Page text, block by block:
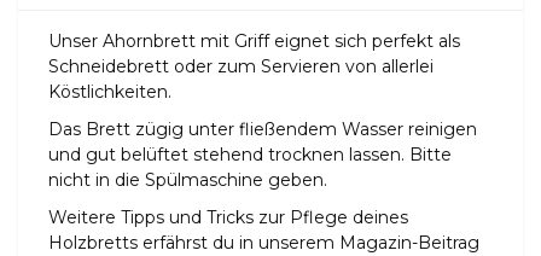
Unser Ahornbrett mit Griff eignet sich perfekt als
Schneidebrett oder zum Servieren von allerlei
Köstlichkeiten.
Das Brett zügig unter fließendem Wasser reinigen
und gut belüftet stehend trocknen lassen. Bitte
nicht in die Spülmaschine geben.
Weitere Tipps und Tricks zur Pflege deines
Holzbretts erfährst du in unserem Magazin-Beitrag